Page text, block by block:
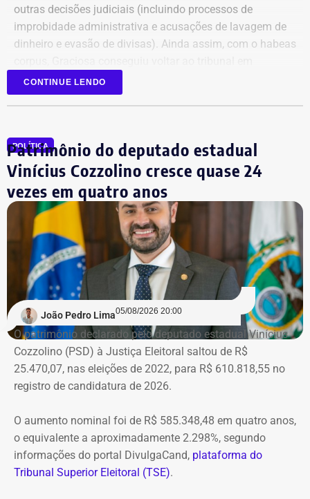
outras decisões judiciais (incluindo processos de
improbidade administrativa e acusações de lavagem de
dinheiro e evasão de divisas). Ainda assim, com o habeas
setembro de 2025.
Mas, agora, que o ministro do Supremo afirmou que o
habeas corpus não vale mais, pode ser afastado do cargo
a qualquer momento. De novo.
Na prática, a manifestação do
ministro extingue o processo
O próprio Nunes Marques havia concedido o habeas
corpus a Graciosa, citando o “excesso de prazo da
medida cautelar de afastamento do cargo”, uma vez que
ainda não havia, na ocasião, sentença condenatória no
processo em que Graciosa era réu no processo por
lavagem de dinheiro, que se arrastava desde 2021.
Mas a decisão, e a condenação, acabaram saindo cinco
meses depois.
Na prática, a manifestação do ministro extinguiu o
CONTINUE LENDO
POLÍTICA
Patrimônio do deputado estadual
Vinícius Cozzolino cresce quase 24
vezes em quatro anos
João Pedro Lima05/08/2026 20:00
O patrimônio declarado pelo deputado estadual Vinícius
Cozzolino (PSD) à Justiça Eleitoral saltou de R$
25.470,07, nas eleições de 2022, para R$ 610.818,55 no
registro de candidatura de 2026.
O aumento nominal foi de R$ 585.348,48 em quatro anos,
o equivalente a aproximadamente 2.298%, segundo
informações do portal DivulgaCand, plataforma do
Tribunal Superior Eleitoral (TSE).